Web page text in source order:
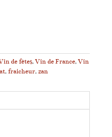
de fêtes,Vin de France,Vin
, fraicheur, zan